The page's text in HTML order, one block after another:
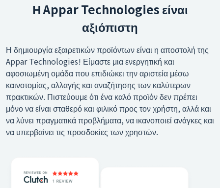
Η Appar Technologies είναι
αξιόπιστη
Η δημιουργία εξαιρετικών προϊόντων είναι η αποστολή της
Appar Technologies! Είμαστε μια ενεργητική και
αφοσιωμένη ομάδα που επιδιώκει την αριστεία μέσω
καινοτομίας, αλλαγής και αναζήτησης των καλύτερων
πρακτικών. Πιστεύουμε ότι ένα καλό προϊόν δεν πρέπει
μόνο να είναι σταθερό και φιλικό προς τον χρήστη, αλλά και
να λύνει πραγματικά προβλήματα, να ικανοποιεί ανάγκες και
να υπερβαίνει τις προσδοκίες των χρηστών.